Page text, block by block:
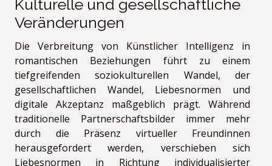
Kulturelle und gesellschaftliche
Veränderungen
Die Verbreitung von Künstlicher Intelligenz in
romantischen Beziehungen führt zu einem
tiefgreifenden soziokulturellen Wandel, der
gesellschaftlichen Wandel, Liebesnormen und
digitale Akzeptanz maßgeblich prägt. Während
traditionelle Partnerschaftsbilder immer mehr
durch die Präsenz virtueller Freundinnen
herausgefordert werden, verschieben sich
Liebesnormen in Richtung individualisierter